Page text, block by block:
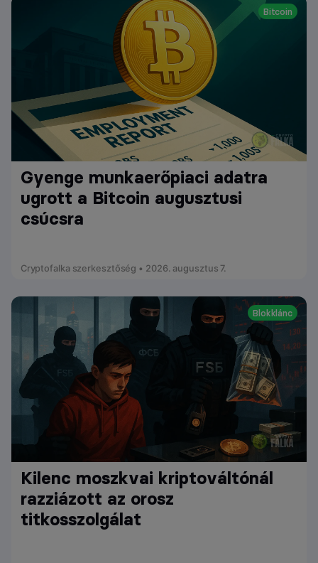
Bitcoin
Gyenge munkaerőpiaci adatra
ugrott a Bitcoin augusztusi
csúcsra
Cryptofalka szerkesztőség • 2026. augusztus 7.
Blokklánc
Kilenc moszkvai kriptováltónál
razziázott az orosz
titkosszolgálat